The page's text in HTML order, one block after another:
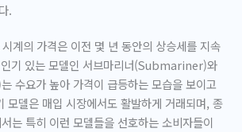
.
계의 가격은 이전 몇 년 동안의 상승세를 지속
기 있는 모델인 서브마리너(Submariner)와
수요가 높아 가격이 급등하는 모습을 보이고
모델은 매입 시장에서도 활발하게 거래되며, 종
는 특히 이런 모델들을 선호하는 소비자들이